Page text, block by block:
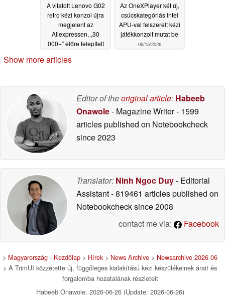
A vitatott Lenovo G02
retro kézi konzol újra
megjelent az
Aliexpressen, „30
000+” előre telepített
Az OneXPlayer két új,
csúcskategóriás Intel
APU-val felszerelt kézi
játékkonzolt mutat be
06/15/2026
Show more articles
Editor of theoriginal article: Habeeb
Onawole- Magazine Writer- 1599
articles published on Notebookcheck
since 2023
Translator: Ninh Ngoc Duy- Editorial
Assistant- 819461 articles published on
Notebookchecksince 2008
contact me via:
Facebook
> Magyarország - Kezdőlap > Hírek> News Archive > Newsarchive 2026 06
> A TrimUI közzétette új, függőleges kialakítású kézi készülékeinek árait és
forgalomba hozatalának részleteit
Habeeb Onawole, 2026-06-26 (Update: 2026-06-26)